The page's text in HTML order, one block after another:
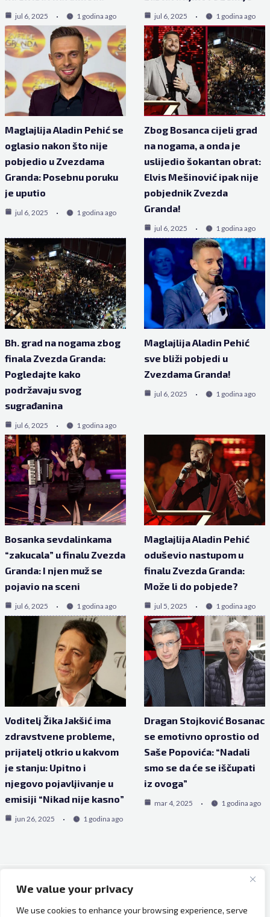
We value your privacy
We use cookies to enhance your browsing experience, serve
jul 6, 2025 1 godina ago jul 6, 2025 1 godina ago
Maglajlija Aladin Pehić se
oglasio nakon što nije
pobjedio u Zvezdama
Granda: Posebnu poruku
je uputio
jul 6, 2025 1 godina ago
Zbog Bosanca cijeli grad
na nogama, a onda je
uslijedio šokantan obrat:
Elvis Mešinović ipak nije
pobjednik Zvezda
Granda!
jul 6, 2025 1 godina ago
Bh. grad na nogama zbog
finala Zvezda Granda:
Pogledajte kako
podržavaju svog
sugrađanina
jul 6, 2025 1 godina ago
Maglajlija Aladin Pehić
sve bliži pobjedi u
Zvezdama Granda!
jul 6, 2025 1 godina ago
Bosanka sevdalinkama
“zakucala” u finalu Zvezda
Granda: I njen muž se
pojavio na sceni
jul 6, 2025 1 godina ago
Maglajlija Aladin Pehić
oduševio nastupom u
finalu Zvezda Granda:
Može li do pobjede?
jul 5, 2025 1 godina ago
Voditelj Žika Jakšić ima
zdravstvene probleme,
prijatelj otkrio u kakvom
je stanju: Upitno i
njegovo pojavljivanje u
emisiji “Nikad nije kasno”
jun 26, 2025 1 godina ago
Dragan Stojković Bosanac
se emotivno oprostio od
Saše Popovića: “Nadali
smo se da će se iščupati
iz ovoga”
mar 4, 2025 1 godina ago
Copyright © 2026 Bh Dijaspora.
O nama